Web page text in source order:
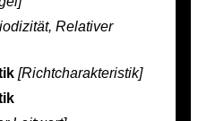
Relativer
[Richtcharakteristik]